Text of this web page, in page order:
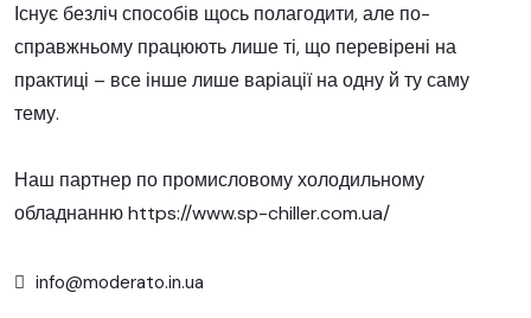
Існує безліч способів щось полагодити, але по-
справжньому працюють лише ті, що перевірені на
практиці – все інше лише варіації на одну й ту саму
тему.
Наш партнер по промисловому холодильному
обладнаннюhttps://www.sp-chiller.com.ua/
info@moderato.in.ua